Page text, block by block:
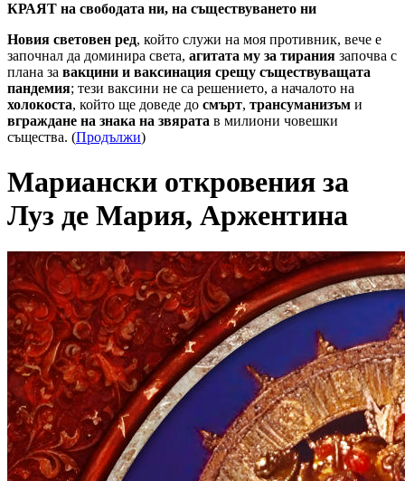
КРАЯТ на свободата ни, на съществуването ни
Новия световен ред, който служи на моя противник, вече е
започнал да доминира света, агитата му за тирания започва с
плана за вакцини и ваксинация срещу съществуващата
пандемия; тези ваксини не са решението, а началото на
холокоста, който ще доведе до смърт, трансуманизъм и
вграждане на знака на звярата в милиони човешки
същества. (Продължи)
Мариански откровения за
Луз де Мария, Аржентина